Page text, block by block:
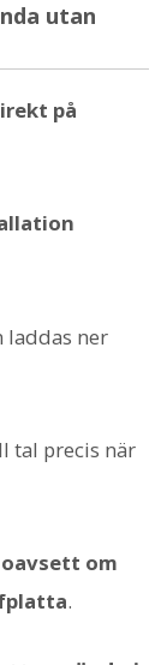
utan
på
laddas ner
tal precis när
om
.